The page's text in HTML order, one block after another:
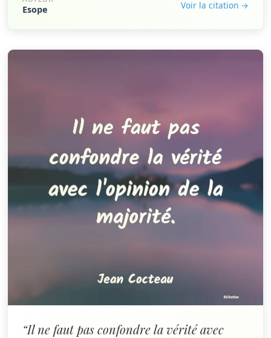
Esope Voir la citation →
“Il ne faut pas confondre la vérité avec